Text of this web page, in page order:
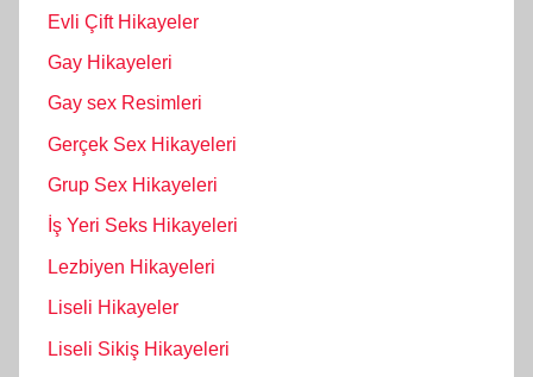
Evli Çift Hikayeler
Gay Hikayeleri
Gay sex Resimleri
Gerçek Sex Hikayeleri
Grup Sex Hikayeleri
İş Yeri Seks Hikayeleri
Lezbiyen Hikayeleri
Liseli Hikayeler
Liseli Sikiş Hikayeleri